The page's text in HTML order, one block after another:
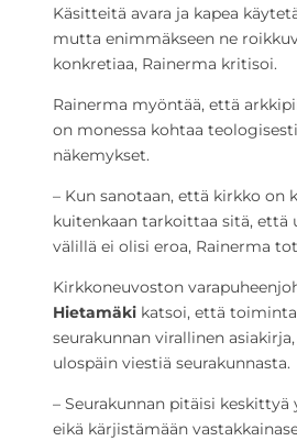
Käsitteitä avara ja kapea
mutta enimmäkseen ne
konkretiaa, Rainerma kritisoi.
Rainerma myöntää, että
on monessa kohtaa
näkemykset.
– Kun sanotaan, että kirkko on
kuitenkaan tarkoittaa sitä, että
välillä ei olisi eroa, Rainerma
Kirkkoneuvoston
Hietamäki katsoi, että
seurakunnan virallinen
ulospäin viestiä seurakunnasta.
– Seurakunnan pitäisi keskittyä
eikä kärjistämään